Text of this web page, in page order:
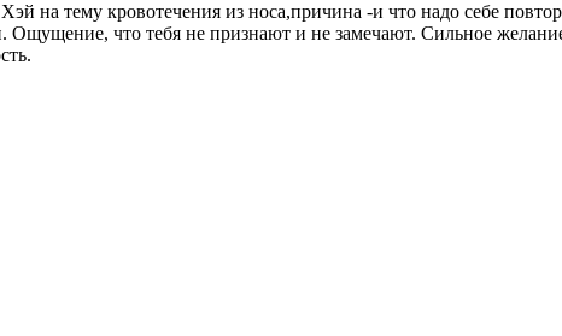
на тему кровотечения из носа,причина -и что надо себе
Ощущение, что тебя не признают и не замечают. Сильное